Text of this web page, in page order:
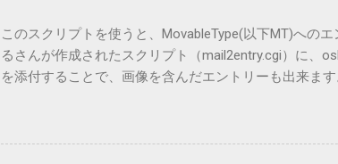
このスクリプトを使うと、MovableType(以下MT)への
るさんが作成されたスクリプト（mail2entry.cgi）に、
を添付することで、画像を含んだエントリーも出来ま
す。 現在のバージョンは0.5.3です。（2004/12/4リリ
点が多いため、こちらにはリンクしていません。安定